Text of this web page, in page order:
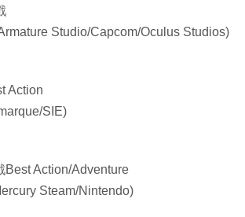
Studio/Capcom/Oculus Studios)
Action
SIE)
Best Action/Adventure
Steam/Nintendo)